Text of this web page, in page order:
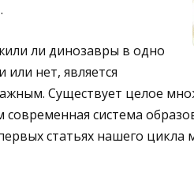
ли динозавры в одно
нет, является
Существует целое
система
статьях нашего цикла